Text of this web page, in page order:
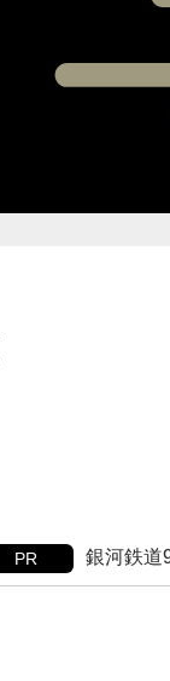
PR 銀河鉄道